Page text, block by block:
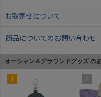
お取寄せについて
商品についてのお問い合わせ
オーシャン＆グラウンドグッズ の
1 2